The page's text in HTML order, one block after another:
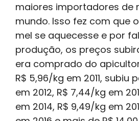
maiores importadores de
mundo. Isso fez com que
mel se aquecesse e por
produção, os preços
era comprado do
R$ 5,96/kg em 2011, subiu
em 2012, R$ 7,44/kg em
em 2014, R$ 9,49/kg em